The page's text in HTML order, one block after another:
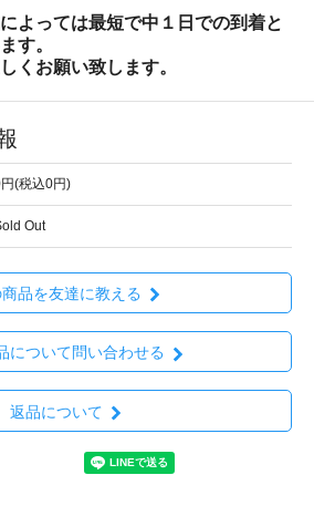
よっては最短で中１日での到着と
す。
くお願い致します。
(税込0円)
Out
商品を友達に教える
について問い合わせる
返品について